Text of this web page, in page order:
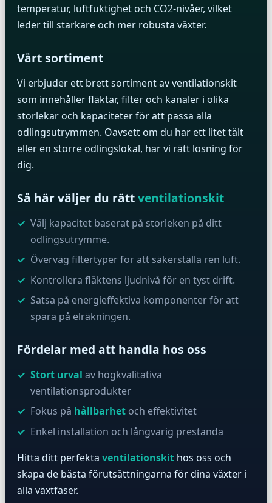
temperatur, luftfuktighet och CO2-nivåer, vilket
leder till starkare och mer robusta växter.
Vårt sortiment
Vi erbjuder ett brett sortiment av ventilationskit
som innehåller fläktar, filter och kanaler i olika
storlekar och kapaciteter för att passa alla
odlingsutrymmen. Oavsett om du har ett litet tält
eller en större odlingslokal, har vi rätt lösning för
dig.
Så här väljer du rättventilationskit
Välj kapacitet baserat på storleken på ditt
odlingsutrymme.
Överväg filtertyper för att säkerställa ren luft.
Kontrollera fläktens ljudnivå för en tyst drift.
Satsa på energieffektiva komponenter för att
spara på elräkningen.
Fördelar med att handla hos oss
Stort urval av högkvalitativa
ventilationsprodukter
Fokus på hållbarhet och effektivitet
Enkel installation och långvarig prestanda
Hitta ditt perfekta ventilationskit hos oss och
skapa de bästa förutsättningarna för dina växter i
alla växtfaser.